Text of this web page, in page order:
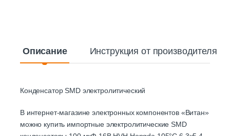
Описание Инструкция от производителя
Конденсатор SMD электролитический
В интернет-магазине электронных компонентов «Витан»
можно купить импортные электролитические SMD